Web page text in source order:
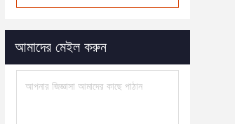
আমাদের মেইল ​​করুন